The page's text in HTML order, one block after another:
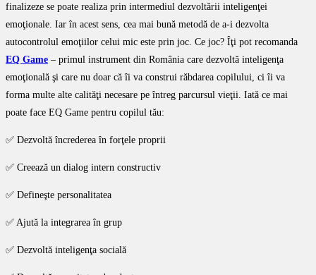
finalizeze se poate realiza prin intermediul dezvoltării inteligenţei
emoţionale. Iar în acest sens, cea mai bună metodă de a-i dezvolta
autocontrolul emoţiilor celui mic este prin joc. Ce joc? Îţi pot recomanda
EQ Game – primul instrument din România care dezvoltă inteligenţa
emoţională şi care nu doar că îi va construi răbdarea copilului, ci îi va
forma multe alte calităţi necesare pe întreg parcursul vieţii. Iată ce mai
poate face EQ Game pentru copilul tău:
✅ Dezvoltă încrederea în forţele proprii
✅ Creează un dialog intern constructiv
✅ Defineşte personalitatea
✅ Ajută la integrarea în grup
✅ Dezvoltă inteligenţa socială